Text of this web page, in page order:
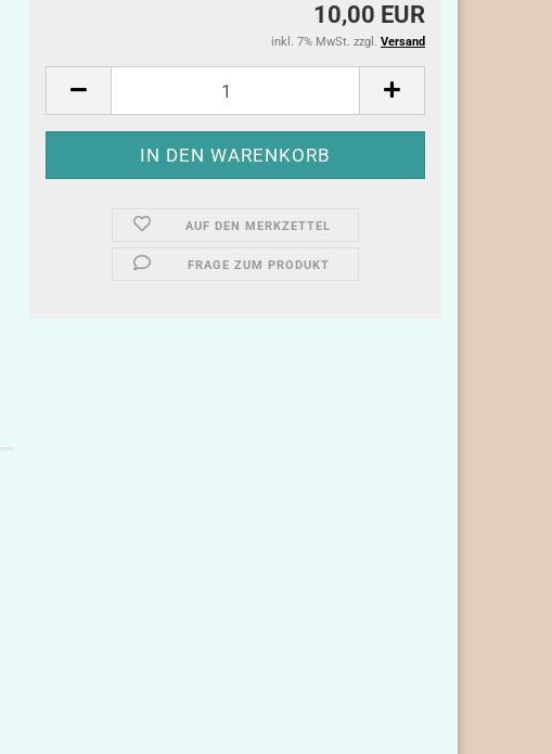
10,00 EUR
inkl. 7% MwSt. zzgl. Versand
AUF DEN MERKZETTEL
FRAGE ZUM PRODUKT